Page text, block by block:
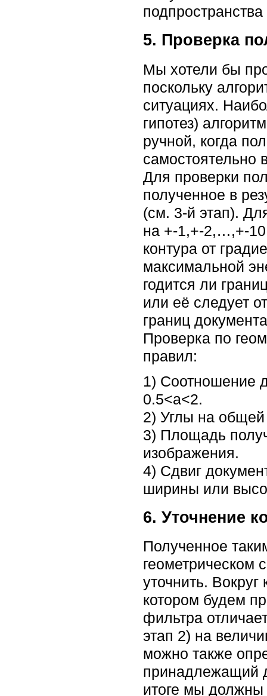
5. Проверка
Мы хотели бы
поскольку
ситуациях.
гипотез)
ручной, когда
самостоятельно
Для проверки
полученное в
(см. 3-й этап).
на +-1,+-2,…,+-10
контура от
максимальной
годится ли
или её следует
границ
Проверка по
правил:
1) Соотношение
0.5<a<2.
2) Углы на общей
3) Площадь
изображения.
4) Сдвиг
ширины или
6. Уточнение
Полученное
геометрическом
уточнить.
котором будем
фильтра
этап 2) на
можно также
принадлежащий
итоге мы должны